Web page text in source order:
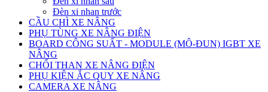
Đèn xi nhan trước
CẦU CHÌ XE NÂNG
PHỤ TÙNG XE NÂNG ĐIỆN
BOARD CÔNG SUẤT - MODULE (MÔ-ĐUN) IGBT XE
NÂNG
CHỔI THAN XE NÂNG ĐIỆN
PHỤ KIỆN ẮC QUY XE NÂNG
CAMERA XE NÂNG